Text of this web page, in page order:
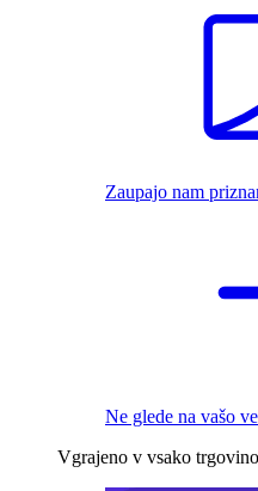
Zaupajo nam
Ne glede na vašo
Vgrajeno v vsako trgovino